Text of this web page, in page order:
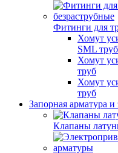
Фитинги для
Хомут
SML труб
Хомут
труб
Хомут
труб
Запорная арматура
Клапаны